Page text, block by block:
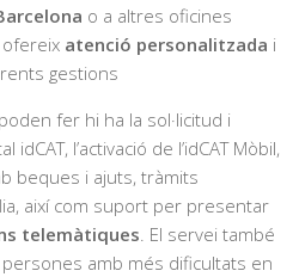
o a altres oficines
ofereix atenció personalitzada i
gestions
fer hi ha la sol·licitud i
l’activació de l’idCAT Mòbil,
beques i ajuts, tràmits
així com suport per presentar
telemàtiques . El servei també
amb més dificultats en